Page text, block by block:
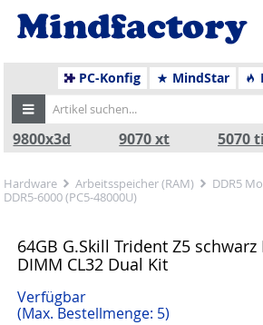
PC-Konfig MindStar
9800x3d 9070 xt 5070 ti
Hardware Arbeitsspeicher (RAM)
DDR5
DDR5-6000 (PC5-48000U)
64GB G.Skill Trident Z5 schwarz
DIMM CL32 Dual Kit
Verfügbar
(Max. Bestellmenge: 5)